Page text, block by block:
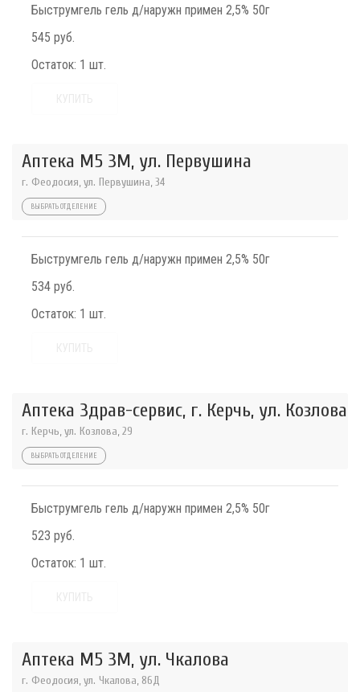
Быструмгель гель д/наружн примен 2,5% 50г
545 руб.
Остаток: 1 шт.
Аптека М5 3М, ул. Первушина
г. Феодосия, ул. Первушина, 34
ВЫБРАТЬ ОТДЕЛЕНИЕ
Быструмгель гель д/наружн примен 2,5% 50г
534 руб.
Остаток: 1 шт.
Аптека Здрав-сервис, г. Керчь, ул. Козлова
г. Керчь, ул. Козлова, 29
ВЫБРАТЬ ОТДЕЛЕНИЕ
Быструмгель гель д/наружн примен 2,5% 50г
523 руб.
Остаток: 1 шт.
Аптека М5 3М, ул. Чкалова
г. Феодосия, ул. Чкалова, 86Д